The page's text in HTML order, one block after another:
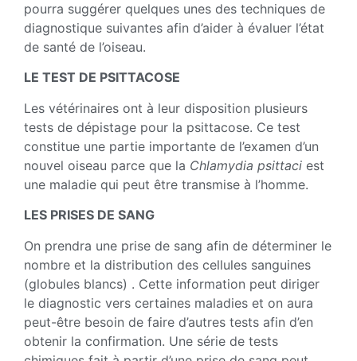
pourra suggérer quelques unes des techniques de
diagnostique suivantes afin d’aider à évaluer l’état
de santé de l’oiseau.
LE TEST DE PSITTACOSE
Les vétérinaires ont à leur disposition plusieurs
tests de dépistage pour la psittacose. Ce test
constitue une partie importante de l’examen d’un
nouvel oiseau parce que la Chlamydia psittaci est
une maladie qui peut être transmise à l’homme.
LES PRISES DE SANG
On prendra une prise de sang afin de déterminer le
nombre et la distribution des cellules sanguines
(globules blancs) . Cette information peut diriger
le diagnostic vers certaines maladies et on aura
peut-être besoin de faire d’autres tests afin d’en
obtenir la confirmation. Une série de tests